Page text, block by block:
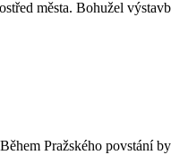
města. Bohužel
Pražského povstání